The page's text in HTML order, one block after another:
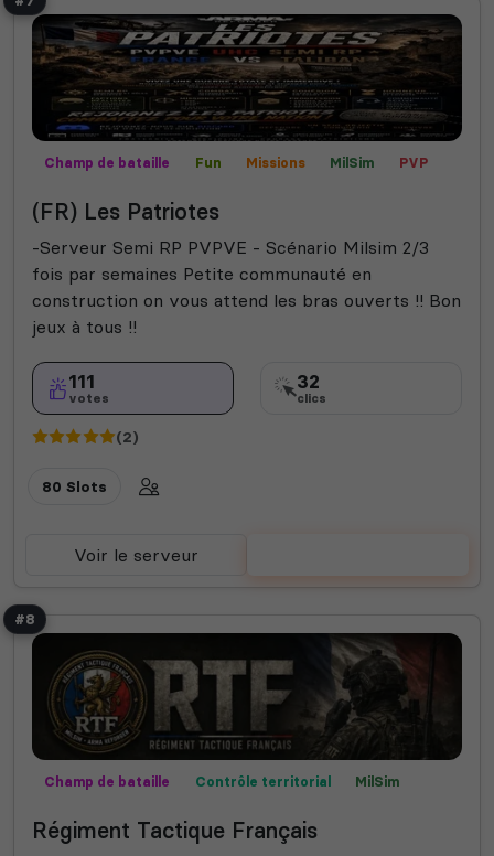
Champ de bataille Fun Missions MilSim
PVP
(FR) Les Patriotes
-Serveur Semi RP PVPVE - Scénario Milsim 2/3
fois par semaines Petite communauté en
construction on vous attend les bras ouverts !! Bon
jeux à tous !!
111
votes
32
clics
(2)
80 Slots
Voir le serveur
#8
Champ de bataille Contrôle territorial
MilSim
Régiment Tactique Français